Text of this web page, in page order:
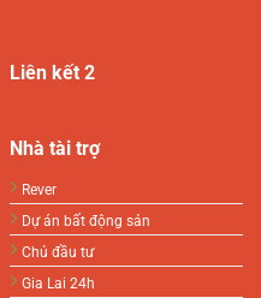
Liên kết 2
Nhà tài trợ
Rever
Dự án bất động sản
Chủ đầu tư
Gia Lai 24h